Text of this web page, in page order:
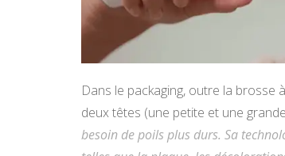
Dans le packaging, outre la brosse
deux têtes (une petite et une
besoin de poils plus durs. Sa